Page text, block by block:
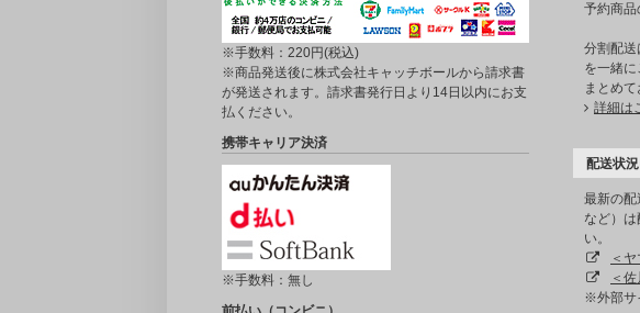
※手数料：220円(税込)
※商品発送後に株式会社キャッチボールから請求書
が発送されます。請求書発行日より14日以内にお支
払ください。
携帯キャリア決済
※手数料：無し
予約商
分割配送
を一緒
まとめて
詳細は
配送状
最新の配
など）
い。
＜
＜
※外部サ